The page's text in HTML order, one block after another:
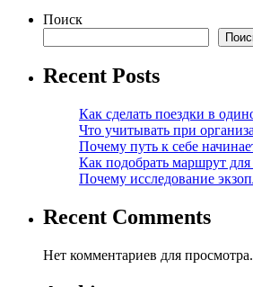
Поиск
Recent Posts
Как сделать поездки в
Что учитывать при
Почему путь к себе
Как подобрать маршрут
Почему исследование
Recent Comments
Нет комментариев для просмотра.